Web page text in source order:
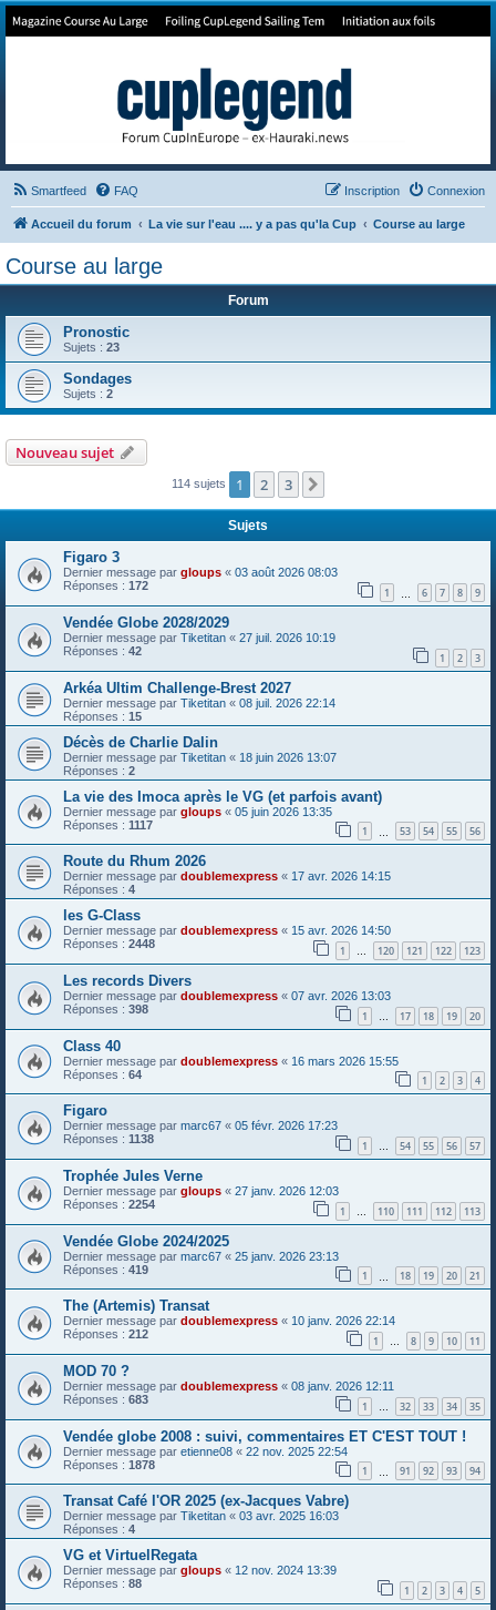
Forum de Cup In Europe
Smartfeed FAQ Connexion
Inscription
Accueil du forum La vie sur l'eau .... y a pas qu'la Cup Course au large
Course au large
Forum
Pronostic
Sujets : 23
Sondages
Sujets : 2
Nouveau sujet
114 sujets 1 2 3
Sujets
Figaro 3
Dernier message par gloups « 03 août 2026 08:03
Réponses : 172 1 6 7 8 9
Vendée Globe 2028/2029
Dernier message par Tiketitan « 27 juil. 2026 10:19
Réponses : 42 1 2 3
Arkéa Ultim Challenge-Brest 2027
Dernier message par Tiketitan « 08 juil. 2026 22:14
Réponses : 15
Décès de Charlie Dalin
Dernier message par Tiketitan « 18 juin 2026 13:07
Réponses : 2
La vie des Imoca après le VG (et parfois avant)
Dernier message par gloups « 05 juin 2026 13:35
Réponses : 1117 1 53 54 55 56
Route du Rhum 2026
Dernier message par doublemexpress « 17 avr. 2026 14:15
Réponses : 4
les G-Class
Dernier message par doublemexpress « 15 avr. 2026 14:50
Réponses : 2448 1 … 120 121 122 123
Les records Divers
Dernier message par doublemexpress « 07 avr. 2026 13:03
Réponses : 398 1 … 17 18 19 20
Class 40
Dernier message par doublemexpress « 16 mars 2026 15:55
Réponses : 64 1 2 3 4
Figaro
Dernier message par marc67 « 05 févr. 2026 17:23
Réponses : 1138 1 … 54 55 56 57
Trophée Jules Verne
Dernier message par gloups « 27 janv. 2026 12:03
Réponses : 2254 1 … 110 111 112 113
Vendée Globe 2024/2025
Dernier message par marc67 « 25 janv. 2026 23:13
Réponses : 419 1 18 19 20 21
The (Artemis) Transat
Dernier message par doublemexpress « 10 janv. 2026 22:14
Réponses : 212 1 … 8 9 10 11
MOD 70 ?
Dernier message par doublemexpress « 08 janv. 2026 12:11
Réponses : 683 1 32 33 34 35
Vendée globe 2008 : suivi, commentaires ET C'EST TOUT !
Dernier message par etienne08 « 22 nov. 2025 22:54
Réponses : 1878 1 91 92 93 94
Transat Café l'OR 2025 (ex-Jacques Vabre)
Dernier message par Tiketitan « 03 avr. 2025 16:03
Réponses : 4
VG et VirtuelRegata
Dernier message par gloups « 12 nov. 2024 13:39
Réponses : 88 1 2 3 4 5